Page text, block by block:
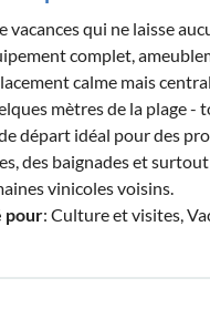
vacances qui ne laisse
complet,
calme mais
mètres de la plage -
départ idéal pour des
des baignades et
vinicoles voisins.
pour: Culture et visites,